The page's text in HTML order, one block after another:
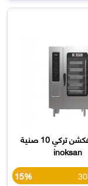
فرن كونفكشن تركي 10 صنية
inoksan
15%